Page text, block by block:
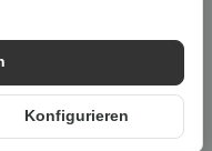
verfügbar
Konfigurieren